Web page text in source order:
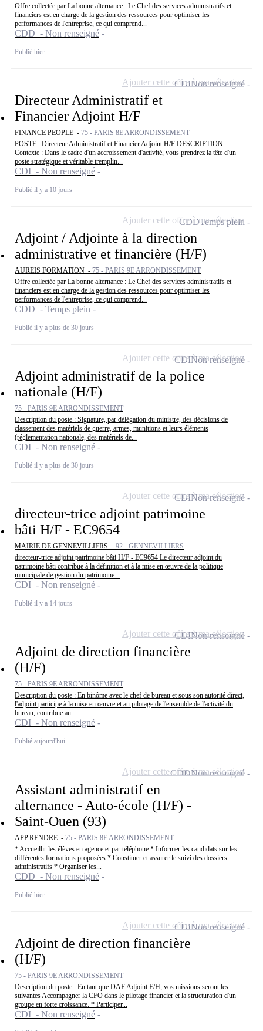
Offre collectée par La bonne alternance : Le Chef des services administratifs et
financiers est en charge de la gestion des ressources pour optimiser les
performances de l'entreprise, ce qui comprend...
CDD - Non renseigné
Publié hier
Directeur Administratif et
Financier Adjoint H/F
FINANCE PEOPLE - 75 - PARIS 8E ARRONDISSEMENT
POSTE : Directeur Administratif et Financier Adjoint H/F DESCRIPTION :
Contexte : Dans le cadre d'un accroissement d'activité, vous prendrez la tête d'un
poste stratégique et véritable tremplin...
CDI - Non renseigné
Publié il y a 10 jours
CDINon renseigné
Ajouter cette offre à ma sélection
Adjoint / Adjointe à la direction
administrative et financière (H/F)
AUREIS FORMATION - 75 - PARIS 9E ARRONDISSEMENT
Offre collectée par La bonne alternance : Le Chef des services administratifs et
financiers est en charge de la gestion des ressources pour optimiser les
performances de l'entreprise, ce qui comprend...
CDD - Temps plein
Publié il y a plus de 30 jours
CDDTemps plein
Ajouter cette offre à ma sélection
Adjoint administratif de la police
nationale (H/F)
75 - PARIS 9E ARRONDISSEMENT
Description du poste : Signature, par délégation du ministre, des décisions de
classement des matériels de guerre, armes, munitions et leurs éléments
(réglementation nationale, des matériels de...
CDI - Non renseigné
Publié il y a plus de 30 jours
CDINon renseigné
Ajouter cette offre à ma sélection
directeur-trice adjoint patrimoine
bâti H/F - EC9654
MAIRIE DE GENNEVILLIERS - 92 - GENNEVILLIERS
directeur-trice adjoint patrimoine bâti H/F - EC9654 Le directeur adjoint du
patrimoine bâti contribue à la définition et à la mise en œuvre de la politique
municipale de gestion du patrimoine...
CDI - Non renseigné
Publié il y a 14 jours
CDINon renseigné
Ajouter cette offre à ma sélection
Adjoint de direction financière
(H/F)
75 - PARIS 9E ARRONDISSEMENT
Description du poste : En binôme avec le chef de bureau et sous son autorité direct,
l'adjoint participe à la mise en œuvre et au pilotage de l'ensemble de l'activité du
bureau, contribue au...
CDI - Non renseigné
Publié aujourd'hui
CDINon renseigné
Ajouter cette offre à ma sélection
Assistant administratif en
alternance - Auto-école (H/F) -
Saint-Ouen (93)
APP.RENDRE - 75 - PARIS 8E ARRONDISSEMENT
* Accueillir les élèves en agence et par téléphone * Informer les candidats sur les
différentes formations proposées * Constituer et assurer le suivi des dossiers
administratifs * Organiser les...
CDD - Non renseigné
Publié hier
CDDNon renseigné
Ajouter cette offre à ma sélection
Adjoint de direction financière
(H/F)
75 - PARIS 9E ARRONDISSEMENT
Description du poste : En tant que DAF Adjoint F/H, vos missions seront les
suivantes Accompagner la CFO dans le pilotage financier et la structuration d'un
groupe en forte croissance. * Participer...
CDI - Non renseigné
CDINon renseigné
Ajouter cette offre à ma sélection